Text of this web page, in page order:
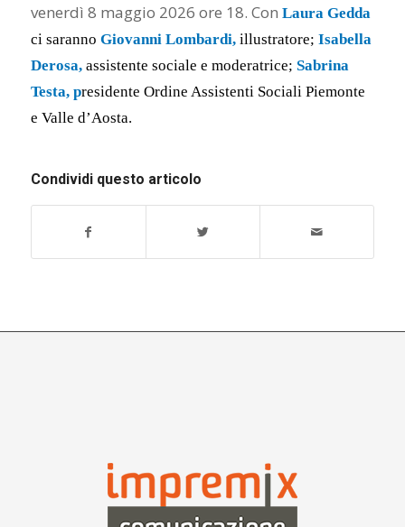
venerdì 8 maggio 2026 ore 18. Con Laura Gedda
ci saranno Giovanni Lombardi, illustratore; Isabella
Derosa, assistente sociale e moderatrice; Sabrina
Testa, presidente Ordine Assistenti Sociali Piemonte
e Valle d’Aosta.
Condividi questo articolo